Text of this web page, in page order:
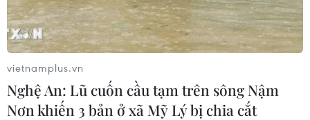
Tín hiệu tích cực đối với tiến trình
phục hồi kinh tế của Syria
03/08/2026 07:22
vietnamplus.vn
Nghệ An: Lũ cuốn cầu tạm trên sông Nậm
Nơn khiến 3 bản ở xã Mỹ Lý bị chia cắt